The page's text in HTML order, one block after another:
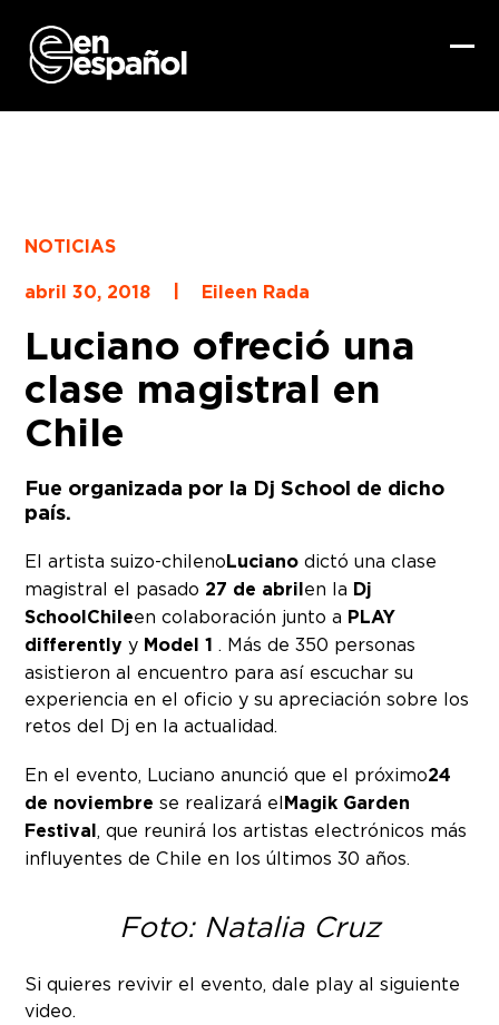
content
NOTICIAS
abril 30, 2018
| Eileen Rada
Luciano ofreció una
clase magistral en
Chile
Fue organizada por la Dj School de dicho
país.
El artista suizo-chilenoLuciano dictó una clase
magistral el pasado 27 de abrilen la Dj
School Chileen colaboración junto a PLAY
differently y Model 1 . Más de 350 personas
asistieron al encuentro para así escuchar su
experiencia en el oficio y su apreciación sobre los
retos del Dj en la actualidad.
En el evento, Luciano anunció que el próximo24
de noviembre se realizará elMagik Garden
Festival, que reunirá los artistas electrónicos más
influyentes de Chile en los últimos 30 años.
Foto: Natalia Cruz
Si quieres revivir el evento, dale play al siguiente
video.